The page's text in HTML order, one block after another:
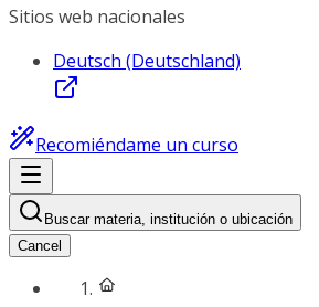
Sitios web nacionales
Deutsch (Deutschland)
Recomiéndame un curso
Buscar materia, institución o ubicación
Cancel